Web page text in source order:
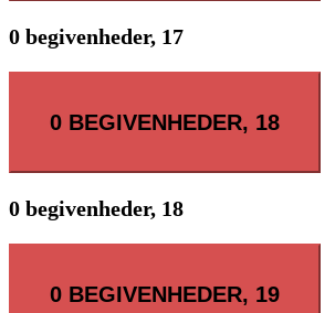
0 begivenheder, 17
0 BEGIVENHEDER, 18
0 begivenheder, 18
0 BEGIVENHEDER, 19